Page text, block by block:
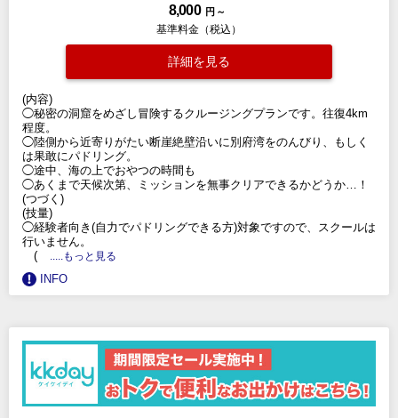
8,000 円 ～
基準料金（税込）
詳細を見る
(内容)
◯秘密の洞窟をめざし冒険するクルージングプランです。往復4km
程度。
◯陸側から近寄りがたい断崖絶壁沿いに別府湾をのんびり、もしく
は果敢にパドリング。
◯途中、海の上でおやつの時間も
◯あくまで天候次第、ミッションを無事クリアできるかどうか…！
(つづく)
(技量)
◯経験者向き(自力でパドリングできる方)対象ですので、スクールは
行いません。
(
.....もっと見る
INFO